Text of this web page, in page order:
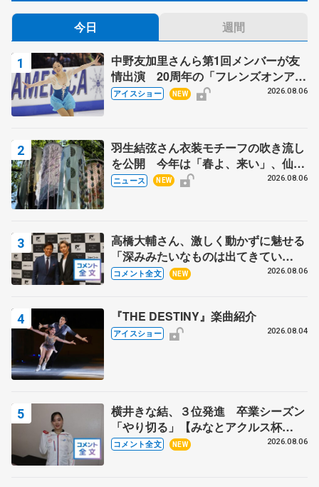
今日 週間
中野友加里さんら第1回メンバーが友
情出演 20周年の「フレンズオンアイ
ス」 宮本賢二さん、有川梨絵さん、
アイスショー NEW 2026.08.06
羽生結弦さん衣装モチーフの吹き流し
を公開 今年は「春よ、来い」、仙台
の瑞鳳殿
ニュース NEW 2026.08.06
高橋大輔さん、激しく動かずに魅せる
「深みみたいなものは出てきてい
る？」 〝兄さん〟と慕うレジェンド
コメント全文 NEW 2026.08.06
『THE DESTINY』楽曲紹介
アイスショー 2026.08.04
横井きな結、３位発進 卒業シーズン
「やり切る」【みなとアクルス杯
SP】
コメント全文 NEW 2026.08.06